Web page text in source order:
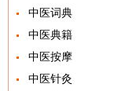
中医词典
中医典籍
中医按摩
中医针灸